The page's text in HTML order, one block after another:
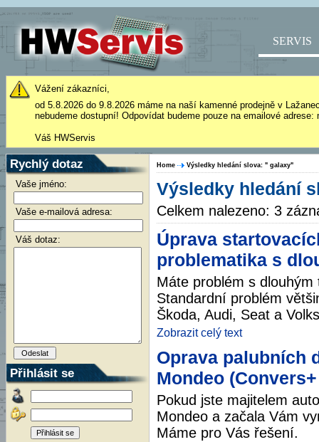
SERVIS
Vážení zákazníci,
od 5.8.2026 do 9.8.2026 máme na naší kamenné prodejně v
nebudeme dostupní! Odpovídat budeme pouze na emailové
Váš HWServis
Rychlý dotaz
Vaše jméno:
Vaše e-mailová adresa:
Váš dotaz:
Přihlásit se
Home Výsledky hledání slova: " galaxy"
Výsledky hledání
Celkem nalezeno: 3
Úprava
problematika s
Máte problém s
Standardní problém
Škoda, Audi, Seat a
Zobrazit celý text
Oprava palubních
Mondeo
Pokud jste majitelem
Mondeo a začala Vám
Máme pro Vás řešení.